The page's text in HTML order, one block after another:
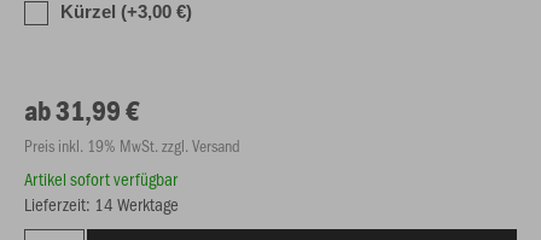
Kürzel (+3,00 €)
ab 31,99 €
Preis inkl. 19% MwSt. zzgl. Versand
Artikel sofort verfügbar
Lieferzeit: 14 Werktage